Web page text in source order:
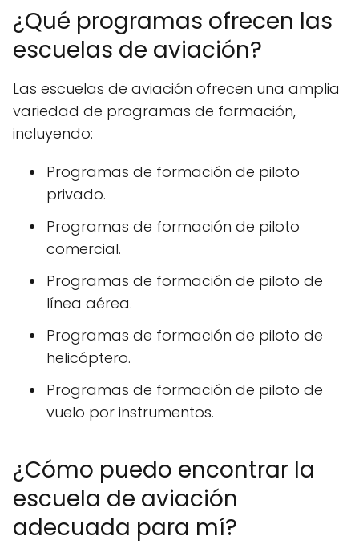
¿Qué programas ofrecen las
escuelas de aviación?
Las escuelas de aviación ofrecen una amplia
variedad de programas de formación,
incluyendo:
Programas de formación de piloto
privado.
Programas de formación de piloto
comercial.
Programas de formación de piloto de
línea aérea.
Programas de formación de piloto de
helicóptero.
Programas de formación de piloto de
vuelo por instrumentos.
¿Cómo puedo encontrar la
escuela de aviación
adecuada para mí?